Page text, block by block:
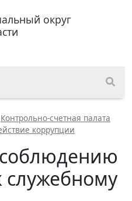
округ
Контрольно-счетная палата
коррупции
служебному